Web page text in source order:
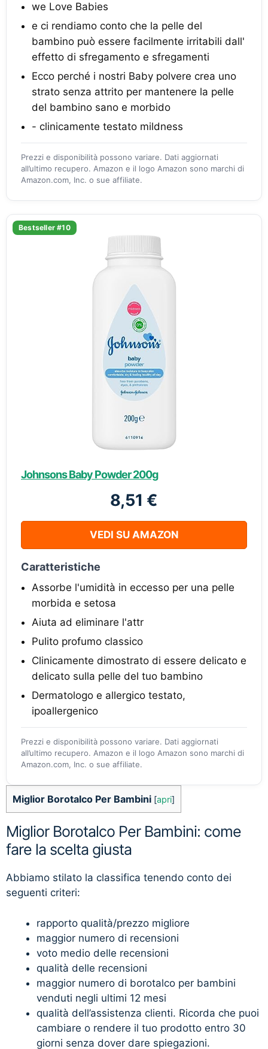
we Love Babies
e ci rendiamo conto che la pelle del
bambino può essere facilmente irritabili dall'
effetto di sfregamento e sfregamenti
Ecco perché i nostri Baby polvere crea uno
strato senza attrito per mantenere la pelle
del bambino sano e morbido
- clinicamente testato mildness
Prezzi e disponibilità possono variare. Dati aggiornati
all’ultimo recupero. Amazon e il logo Amazon sono marchi di
Amazon.com, Inc. o sue affiliate.
Bestseller #10
Johnsons Baby Powder 200g
8,51 €
VEDI SU AMAZON
Caratteristiche
Assorbe l'umidità in eccesso per una pelle
morbida e setosa
Aiuta ad eliminare l'attr
Pulito profumo classico
Clinicamente dimostrato di essere delicato e
delicato sulla pelle del tuo bambino
Dermatologo e allergico testato,
ipoallergenico
Prezzi e disponibilità possono variare. Dati aggiornati
all’ultimo recupero. Amazon e il logo Amazon sono marchi di
Amazon.com, Inc. o sue affiliate.
Miglior Borotalco Per Bambini [apri]
Miglior Borotalco Per Bambini: come
fare la scelta giusta
Abbiamo stilato la classifica tenendo conto dei
seguenti criteri:
rapporto qualità/prezzo migliore
maggior numero di recensioni
voto medio delle recensioni
qualità delle recensioni
maggior numero di borotalco per bambini
venduti negli ultimi 12 mesi
qualità dell’assistenza clienti. Ricorda che puoi
cambiare o rendere il tuo prodotto entro 30
giorni senza dover dare spiegazioni.